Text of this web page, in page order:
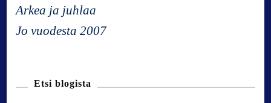
g
t
Arkea ja juhlaa
Jo vuodesta 2007
Etsi blogista